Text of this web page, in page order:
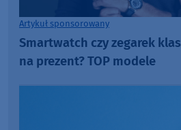
Artykuł sponsorowany
Smartwatch czy zegarek
na prezent? TOP modele